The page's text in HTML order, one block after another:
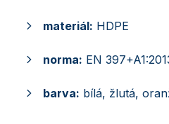
materiál: HDPE
norma: EN
barva: bílá, žlutá,